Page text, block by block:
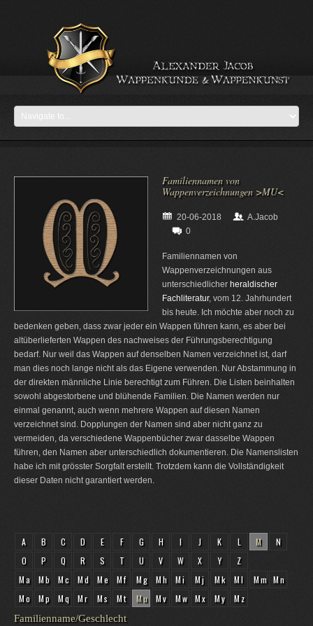
Familiennamen von
Wappenverzeichnungen >MU<
20-06-2018
A.Jacob
0
Familiennamen von
Wappenverzeichnungen aus
unterschiedlicher heraldischer
Fachliteratur, vom 12. Jahrhundert
bis heute. Ich möchte aber noch zu
bedenken geben, dass zwar jeder ein Wappen führen kann, es aber bei
altüberlieferten Wappen des nachweises der Führungsberechtigung
bedarf. Nur weil das Wappen auf denselben Namen verzeichnet ist, darf
man dies noch lange nicht als das Eigene verwenden. Nur Abstammung in
der direkten männliche Linie berechtigt zum Führen. Die Listen beinhalten
sowohl abgestorbene und blühende Familien. Die Namen werden nur
einmal genannt, auch wenn mehrere Wappen auf diesen Namen
verzeichnet sind. Dopplungen der Namen sind aber nicht ganz zu
vermeiden, da verschiedene Wappenbücher zwar dasselbe Wappen
führen, den Namen aber unterschiedlich dokumentieren. Die Namenslisten
habe ich mit grösster Sorgfalt erstellt. Trotzdem kann die Vollständigkeit
dieser Daten nicht garantiert werden.
A B C D E F G H I J K L M
N
O
P Q R S T U V W X Y
Z
Ma
Mb Mc Md Me Mf Mg Mh Mi Mj Mk Ml Mm Mn
Mo
Mp Mq Mr Ms Mt Mu Mv Mw Mx My Mz
Familienname/Geschlecht